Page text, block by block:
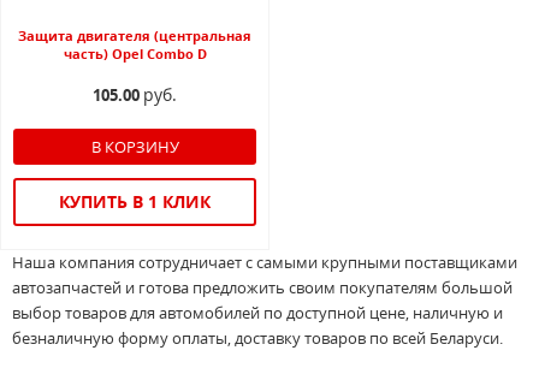
Защита двигателя (центральная
часть) Opel Combo D
105.00 руб.
КУПИТЬ В 1 КЛИК
Наша компания сотрудничает с самыми крупными поставщиками
автозапчастей и готова предложить своим покупателям большой
выбор товаров для автомобилей по доступной цене, наличную и
безналичную форму оплаты, доставку товаров по всей Беларуси.